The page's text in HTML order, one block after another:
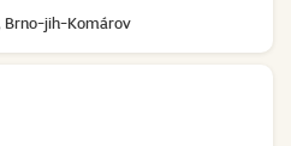
Brno-jih-Komárov